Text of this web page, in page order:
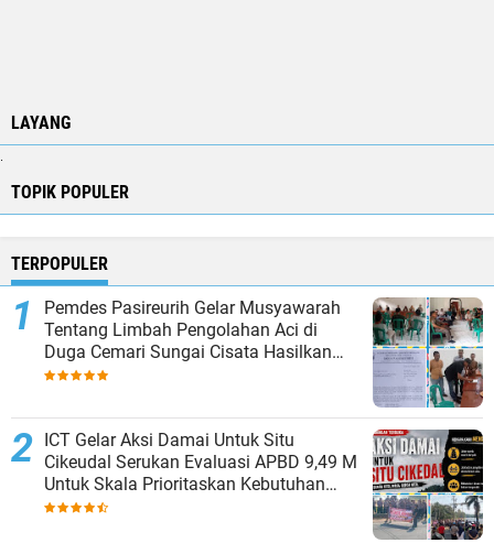
LAYANG
TOPIK POPULER
TERPOPULER
Pemdes Pasireurih Gelar Musyawarah
Tentang Limbah Pengolahan Aci di
Duga Cemari Sungai Cisata Hasilkan
Kesepakatan Tutup Sementara
ICT Gelar Aksi Damai Untuk Situ
Cikeudal Serukan Evaluasi APBD 9,49 M
Untuk Skala Prioritaskan Kebutuhan
Dasar Masyarakat Belum Saat nya